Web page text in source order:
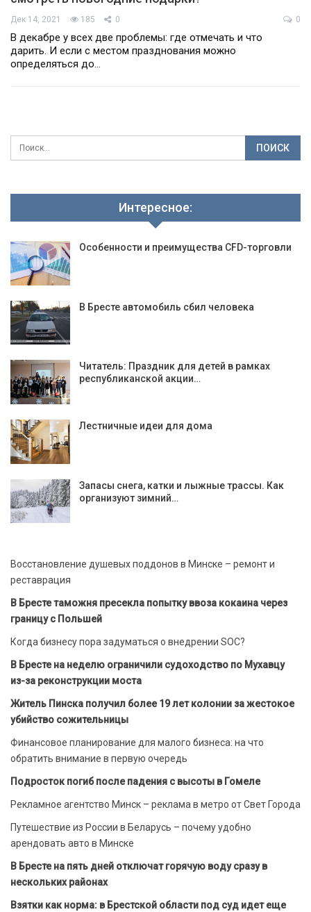
Дек 14, 2021 185 0 0
В декабре у всех две проблемы: где отмечать и что
дарить. И если с местом празднования можно
определяться до…
Интересное:
Особенности и преимущества CFD-торговли
В Бресте автомобиль сбил человека
Читатель: Праздник для детей в рамках
республиканской акции…
Лестничные идеи для дома
Запасы снега, катки и лыжные трассы. Как
организуют зимний…
Восстановление душевых поддонов в Минске – ремонт и
реставрация
В Бресте таможня пресекла попытку ввоза кокаина через
границу с Польшей
Когда бизнесу пора задуматься о внедрении SOC?
В Бресте на неделю ограничили судоходство по Мухавцу
из-за реконструкции моста
Житель Пинска получил более 19 лет колонии за жестокое
убийство сожительницы
Финансовое планирование для малого бизнеса: на что
обратить внимание в первую очередь
Подросток погиб после падения с высоты в Гомеле
Рекламное агентство Минск – реклама в метро от Свет Города
Путешествие из России в Беларусь – почему удобно
арендовать авто в Минске
В Бресте на пять дней отключат горячую воду сразу в
нескольких районах
Взятки как норма: в Брестской области под суд идет еще